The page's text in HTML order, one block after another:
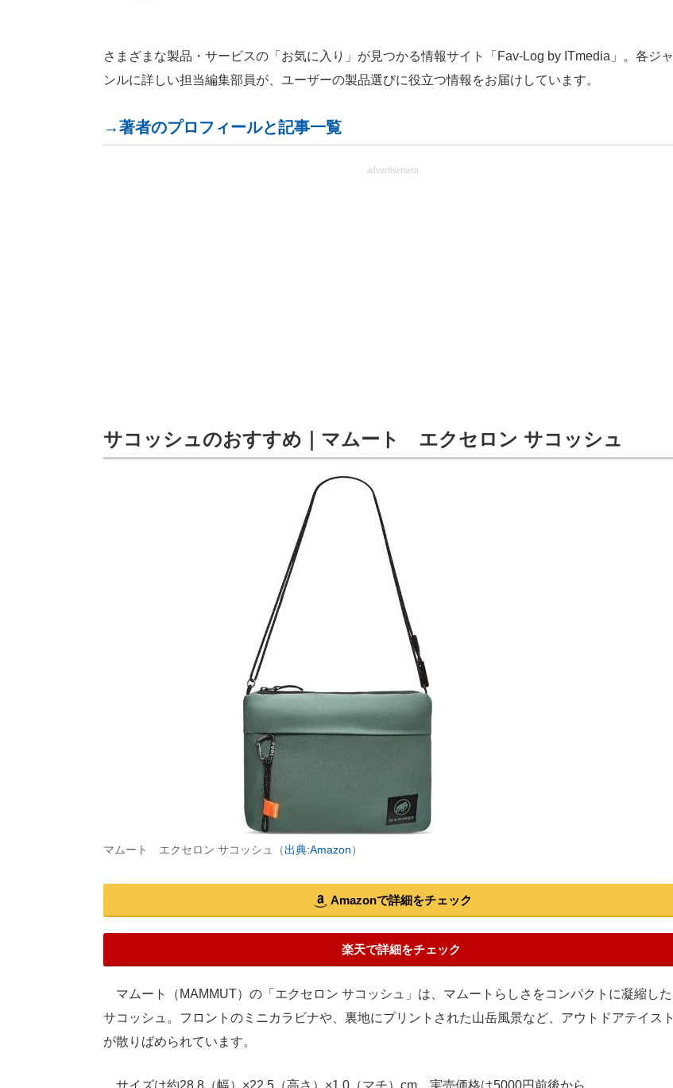
さまざまな製品・サービスの「お気に入り」が見つかる情報サイト「Fav-Log by ITmedia」。各ジャ
ンルに詳しい担当編集部員が、ユーザーの製品選びに役立つ情報をお届けしています。
→著者のプロフィールと記事一覧
advertisement
サコッシュのおすすめ｜マムート エクセロン サコッシュ
マムート エクセロン サコッシュ（出典:Amazon）
Amazonで詳細をチェック
楽天で詳細をチェック
マムート（MAMMUT）の「エクセロン サコッシュ」は、マムートらしさをコンパクトに凝縮した
サコッシュ。フロントのミニカラビナや、裏地にプリントされた山岳風景など、アウトドアテイスト
が散りばめられています。
サイズは約28.8（幅）×22.5（高さ）×1.0（マチ）cm。実売価格は5000円前後から。